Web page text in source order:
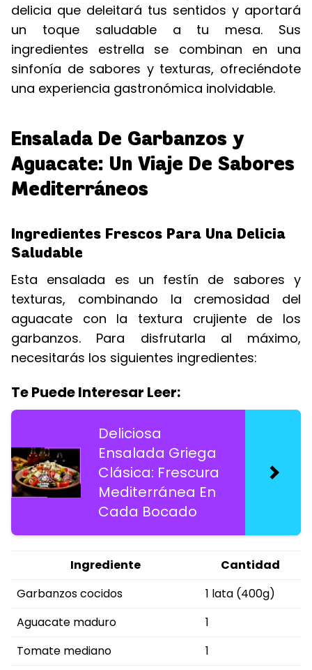
delicia que deleitará tus sentidos y aportará
un toque saludable a tu mesa. Sus
ingredientes estrella se combinan en una
sinfonía de sabores y texturas, ofreciéndote
una experiencia gastronómica inolvidable.
Ensalada De Garbanzos y
Aguacate: Un Viaje De Sabores
Mediterráneos
Ingredientes Frescos Para Una Delicia
Saludable
Esta ensalada es un festín de sabores y
texturas, combinando la cremosidad del
aguacate con la textura crujiente de los
garbanzos. Para disfrutarla al máximo,
necesitarás los siguientes ingredientes:
Te Puede Interesar Leer:
Deliciosa
Ensalada Griega
Clásica: Frescura
Mediterránea En
Cada Bocado
Ingrediente
Cantidad
Garbanzos cocidos
1 lata (400g)
Aguacate maduro
1
Tomate mediano
1